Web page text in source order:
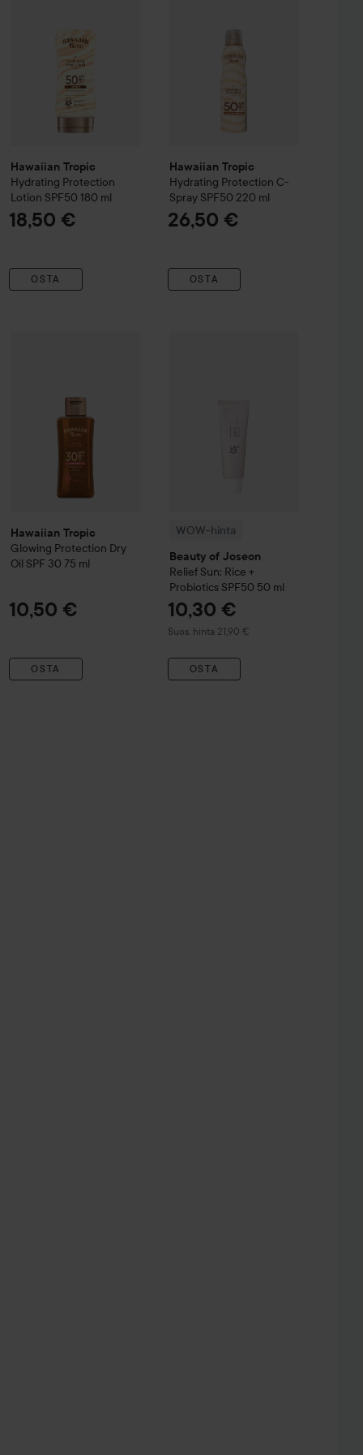
Hawaiian Tropic
Hydrating Protection
Lotion SPF50 180 ml
18,50 €
OSTA
Hawaiian Tropic
Hydrating Protection C-
Spray SPF50 220 ml
26,50 €
OSTA
Hawaiian Tropic
Glowing Protection Dry
Oil SPF 30 75 ml
10,50 €
OSTA
WOW-hinta
Beauty of Joseon
Relief Sun: Rice +
Probiotics SPF50 50 ml
10,30 €
Suos. hinta 21,90 €
Suositeltu hinta 21,90 €
OSTA